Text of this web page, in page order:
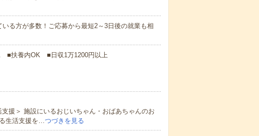
る方が多数！ご応募から最短2～3日後の就業も相
■扶養内OK ■日収1万1200円以上
援＞ 施設にいるおじいちゃん・おばあちゃんのお
生活支援を…つづきを見る